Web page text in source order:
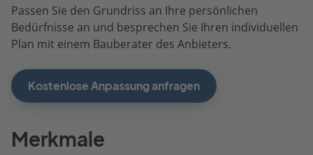
Passen Sie den Grundriss an Ihre persönlichen
Bedürfnisse an und besprechen Sie Ihren individuellen
Plan mit einem Bauberater des Anbieters.
Kostenlose Anpassung anfragen
Merkmale